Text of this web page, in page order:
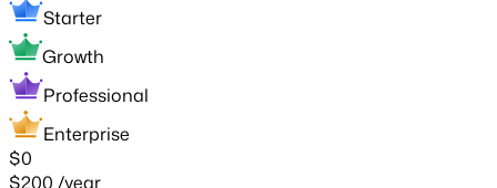
Starter
Growth
Professional
Enterprise
$0
$200 /year